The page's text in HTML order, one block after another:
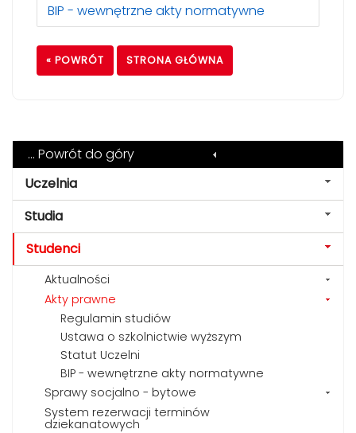
BIP - wewnętrzne akty normatywne
« POWRÓT STRONA GŁÓWNA
... Powrót do góry
Uczelnia
Studia
Studenci
Aktualności
Akty prawne
Regulamin studiów
Ustawa o szkolnictwie wyższym
Statut Uczelni
BIP - wewnętrzne akty normatywne
Sprawy socjalno - bytowe
System rezerwacji terminów
dziekanatowych